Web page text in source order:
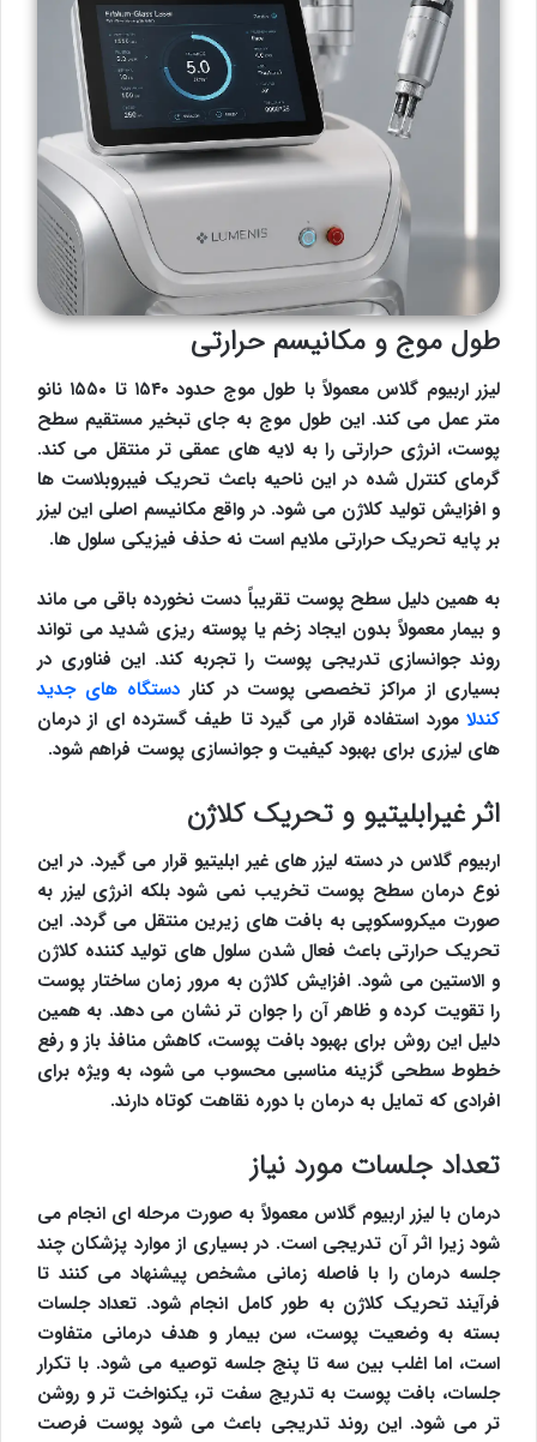
طول موج و مکانیسم حرارتی
لیزر اربیوم گلاس معمولاً با طول موج حدود ۱۵۴۰ تا ۱۵۵۰ نانو
متر عمل می کند. این طول موج به جای تبخیر مستقیم سطح
پوست، انرژی حرارتی را به لایه های عمقی تر منتقل می کند.
گرمای کنترل شده در این ناحیه باعث تحریک فیبروبلاست ها
و افزایش تولید کلاژن می شود. در واقع مکانیسم اصلی این لیزر
بر پایه تحریک حرارتی ملایم است نه حذف فیزیکی سلول ها.
به همین دلیل سطح پوست تقریباً دست نخورده باقی می ماند
و بیمار معمولاً بدون ایجاد زخم یا پوسته ریزی شدید می تواند
روند جوانسازی تدریجی پوست را تجربه کند. این فناوری در
بسیاری از مراکز تخصصی پوست در کناردستگاه های جدید
کندلا مورد استفاده قرار می گیرد تا طیف گسترده ای از درمان
های لیزری برای بهبود کیفیت و جوانسازی پوست فراهم شود.
اثر غیرابلیتیو و تحریک کلاژن
اربیوم گلاس در دسته لیزر های غیر ابلیتیو قرار می گیرد. در این
نوع درمان سطح پوست تخریب نمی شود بلکه انرژی لیزر به
صورت میکروسکوپی به بافت های زیرین منتقل می گردد. این
تحریک حرارتی باعث فعال شدن سلول های تولید کننده کلاژن
و الاستین می شود. افزایش کلاژن به مرور زمان ساختار پوست
را تقویت کرده و ظاهر آن را جوان تر نشان می دهد. به همین
دلیل این روش برای بهبود بافت پوست، کاهش منافذ باز و رفع
خطوط سطحی گزینه مناسبی محسوب می شود، به ویژه برای
افرادی که تمایل به درمان با دوره نقاهت کوتاه دارند.
تعداد جلسات مورد نیاز
درمان با لیزر اربیوم گلاس معمولاً به صورت مرحله ای انجام می
شود زیرا اثر آن تدریجی است. در بسیاری از موارد پزشکان چند
جلسه درمان را با فاصله زمانی مشخص پیشنهاد می کنند تا
فرآیند تحریک کلاژن به طور کامل انجام شود. تعداد جلسات
بسته به وضعیت پوست، سن بیمار و هدف درمانی متفاوت
است، اما اغلب بین سه تا پنج جلسه توصیه می شود. با تکرار
جلسات، بافت پوست به تدریج سفت تر، یکنواخت تر و روشن
تر می شود. این روند تدریجی باعث می شود پوست فرصت